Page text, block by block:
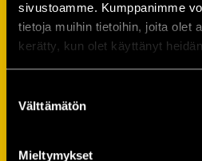
sivustoamme. Kumppanimme
tietoja muihin tietoihin, joita olet
kerätty, kun olet käyttänyt
valinta
Välttämätön
Mieltymykset
Contact